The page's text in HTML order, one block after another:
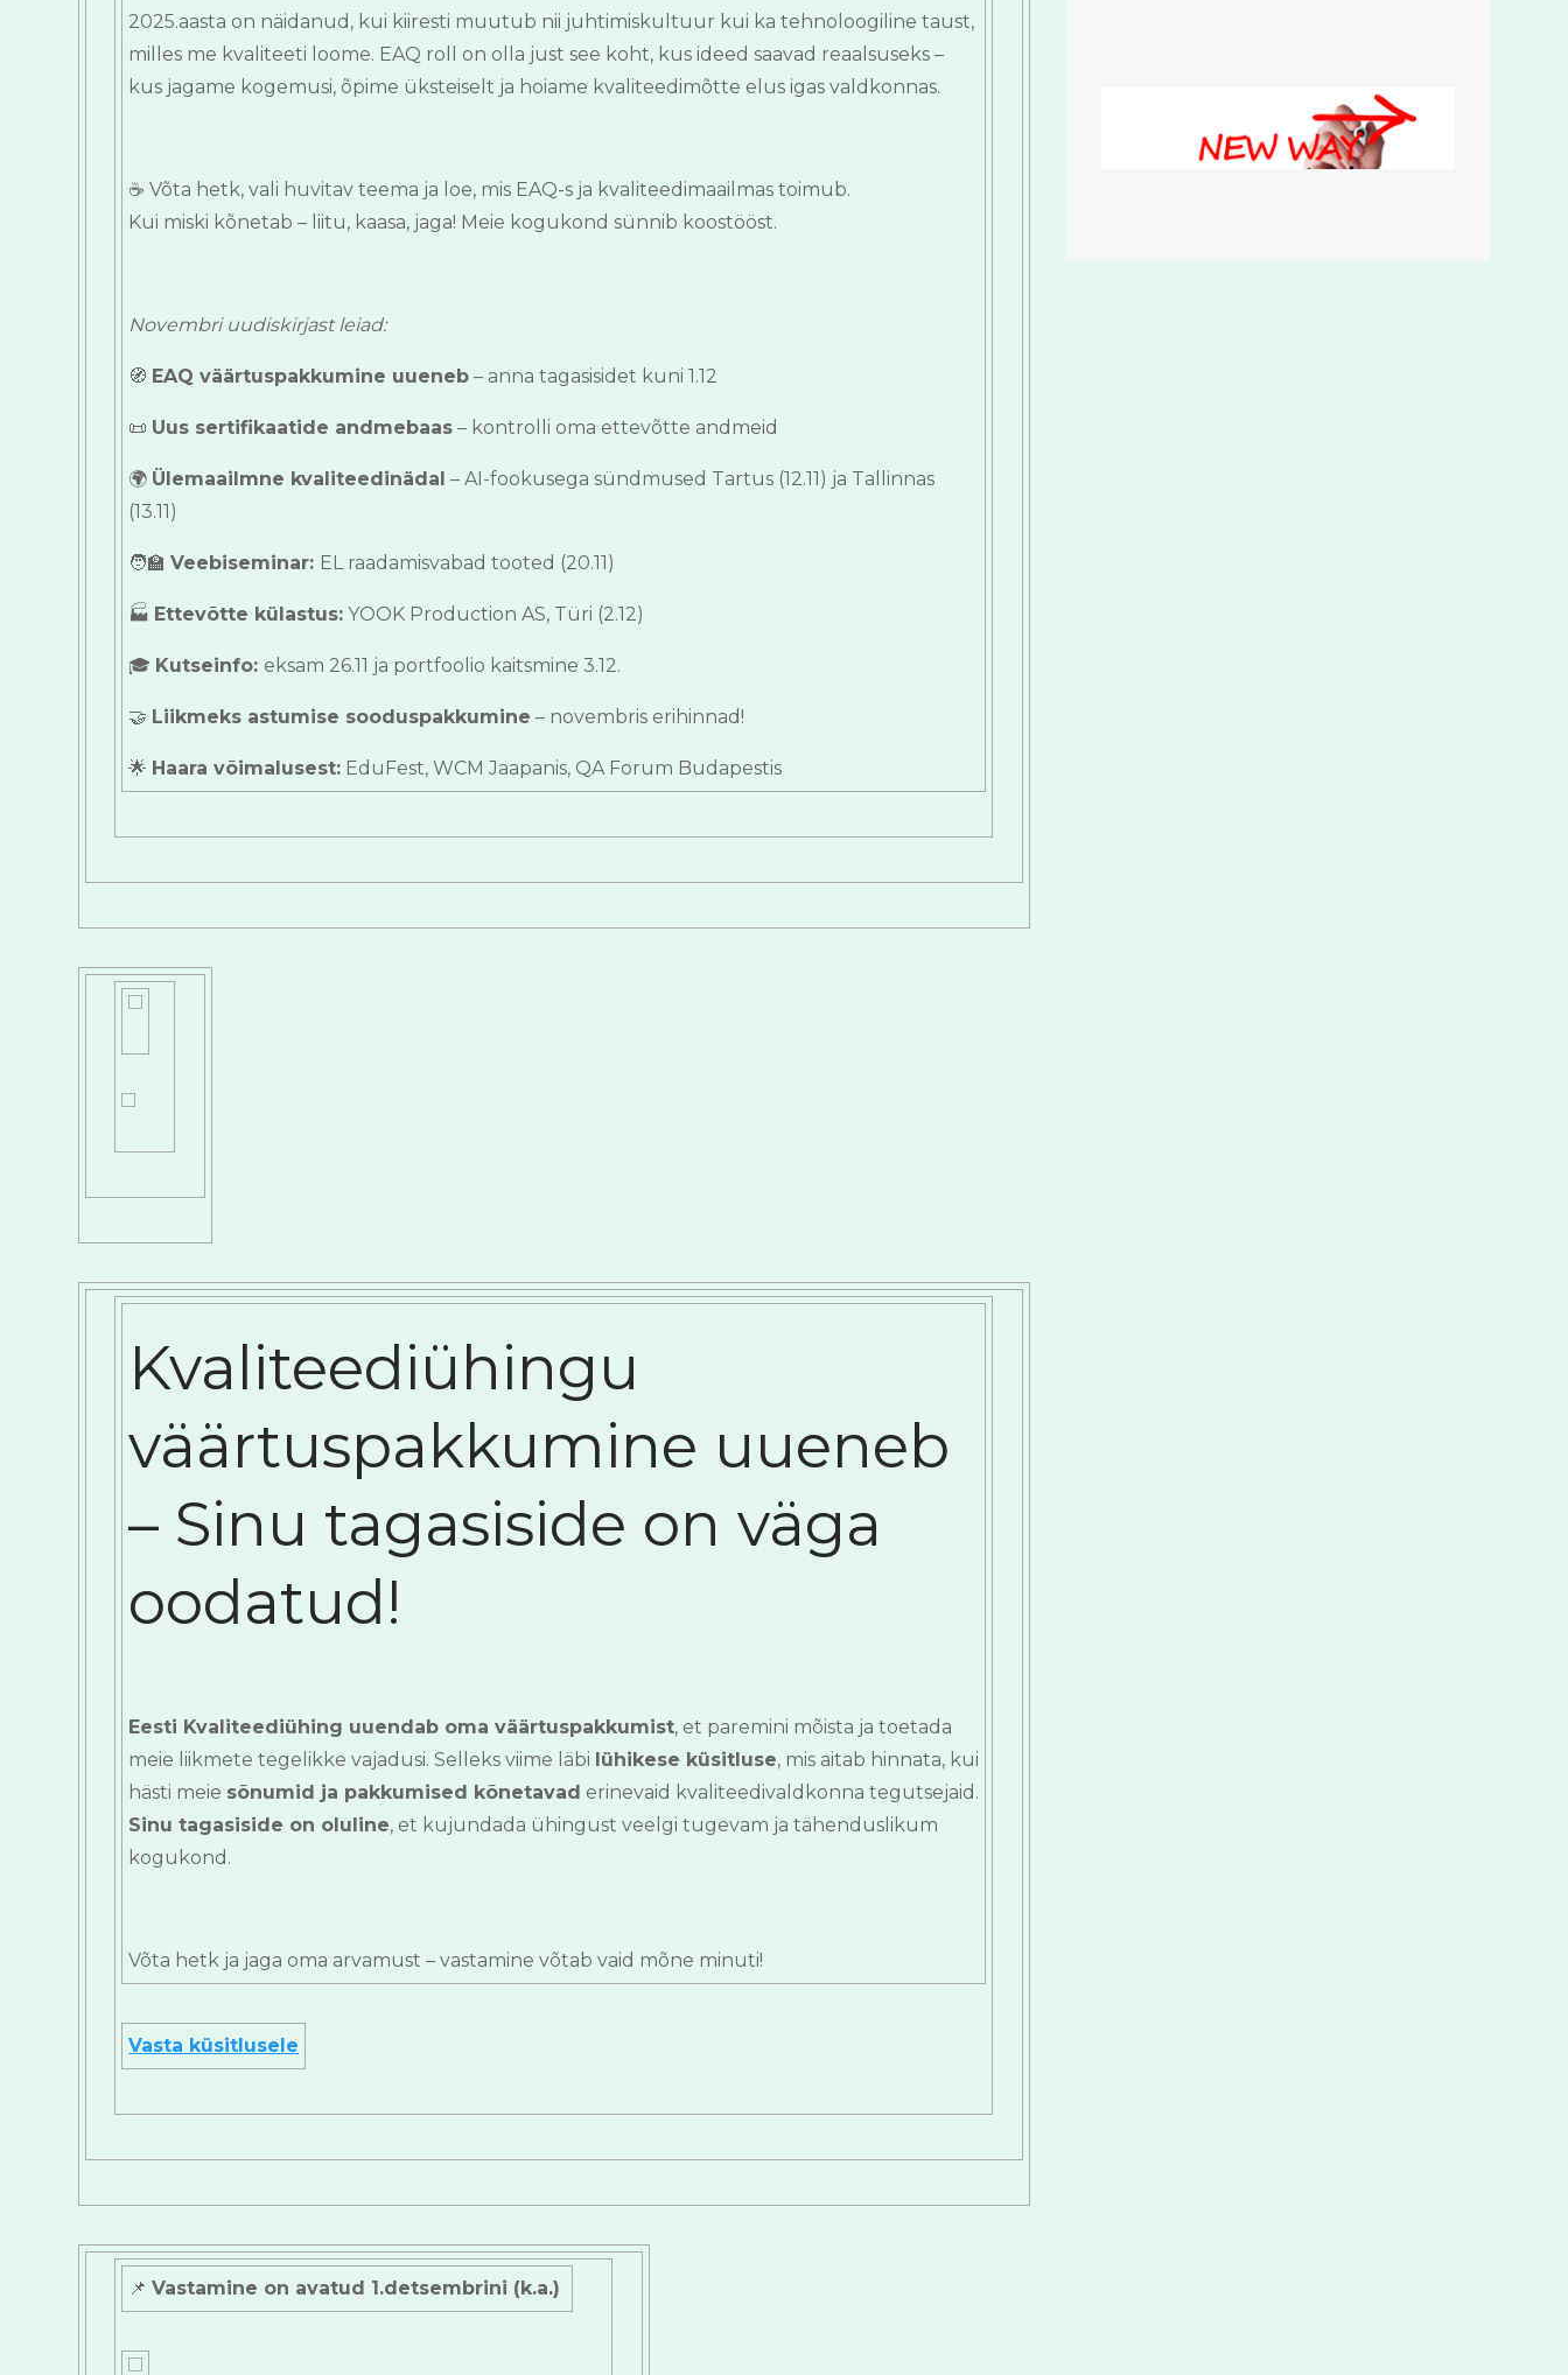
2025.aasta on näidanud, kui kiiresti muutub nii juhtimiskultuur kui ka tehnoloogiline taust,
milles me kvaliteeti loome. EAQ roll on olla just see koht, kus ideed saavad reaalsuseks –
kus jagame kogemusi, õpime üksteiselt ja hoiame kvaliteedimõtte elus igas valdkonnas.
☕️ Võta hetk, vali huvitav teema ja loe, mis EAQ-s ja kvaliteedimaailmas toimub.
Kui miski kõnetab – liitu, kaasa, jaga! Meie kogukond sünnib koostööst.
Novembri uudiskirjast leiad:
🧭 EAQ väärtuspakkumine uueneb – anna tagasisidet kuni 1.12
📜 Uus sertifikaatide andmebaas – kontrolli oma ettevõtte andmeid
🌍 Ülemaailmne kvaliteedinädal – AI-fookusega sündmused Tartus (12.11) ja Tallinnas
(13.11)
🧑‍🏫Veebiseminar: EL raadamisvabad tooted (20.11)
🏭 Ettevõtte külastus: YOOK Production AS, Türi (2.12)
🎓 Kutseinfo: eksam 26.11 ja portfoolio kaitsmine 3.12.
🤝 Liikmeks astumise sooduspakkumine – novembris erihinnad!
🌟 Haara võimalusest: EduFest, WCM Jaapanis, QA Forum Budapestis
Kvaliteediühingu
väärtuspakkumine uueneb
– Sinu tagasiside on väga
oodatud!
Eesti Kvaliteediühing uuendab oma väärtuspakkumist, et paremini mõista ja toetada
meie liikmete tegelikke vajadusi. Selleks viime läbi lühikese küsitluse, mis aitab hinnata, kui
hästi meie sõnumid ja pakkumised kõnetavad erinevaid kvaliteedivaldkonna tegutsejaid.
Sinu tagasiside on oluline, et kujundada ühingust veelgi tugevam ja tähenduslikum
kogukond.
Võta hetk ja jaga oma arvamust – vastamine võtab vaid mõne minuti!
Vasta küsitlusele
📌Vastamine on avatud 1.detsembrini (k.a.)